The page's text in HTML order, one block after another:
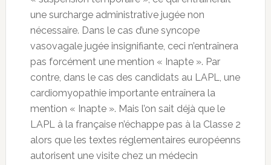
une surcharge administrative jugée non
nécessaire. Dans le cas d’une syncope
vasovagale jugée insignifiante, ceci n’entraînera
pas forcément une mention « Inapte ». Par
contre, dans le cas des candidats au LAPL, une
cardiomyopathie importante entraînera la
mention « Inapte ». Mais l’on sait déjà que le
LAPL à la française n’échappe pas à la Classe 2
alors que les textes réglementaires européenns
autorisent une visite chez un médecin